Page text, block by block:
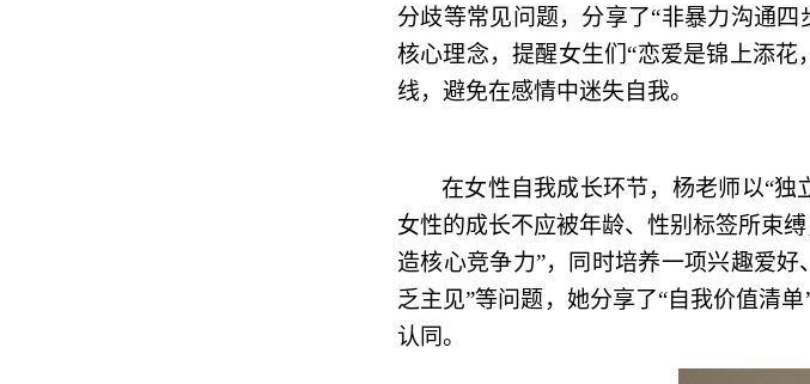
分歧等常见问题，分享了“非暴力沟通
核心理念，提醒女生们“恋爱是锦上添
线，避免在感情中迷失自我。
在女性自我成长环节， 杨老师以“独
女性的成长不应被年龄、性别标签所束
造核心竞争力”，同时培养一项兴趣爱
乏主见”等问题，她分享了“自我价值清
认同。